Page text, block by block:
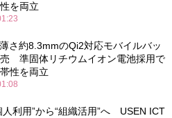
を両立
さ約8.3mmのQi2対応モバイルバッ
準固体リチウムイオン電池採用で
性を両立
人利用”から“組織活用”へ USEN ICT